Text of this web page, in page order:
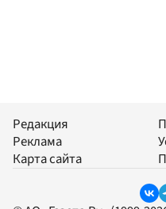
Редакция
Реклама
Карта сайта